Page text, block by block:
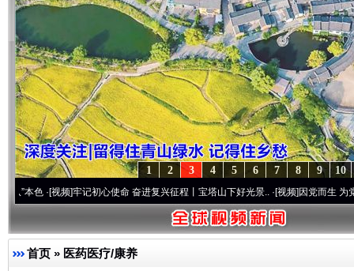
10
9
8
7
6
5
4
3
2
1
频]牢记初心使命 奋进复兴征程丨宝塔山下好光景..·[视频]因党而生 为党而战——
首页 » 医药医疗/康养